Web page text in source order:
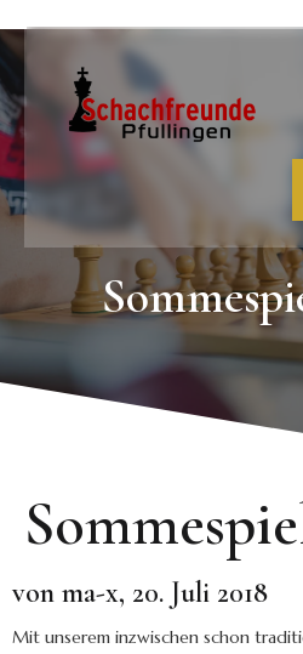
von ma-x, 20. Juli 2018
Mit unserem inzwischen schon